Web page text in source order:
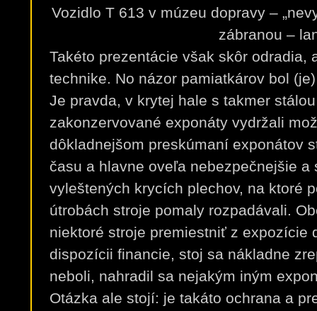
Vozidlo T 613 v múzeu dopravy –
zábranou –
Takéto prezentácie však skôr odradia,
technike. No názor pamiatkárov bol
Je pravda, v krytej hale s takmer
zakonzervované exponáty vydržali
dôkladnejšom preskúmaní exponátov
času a hlavne oveľa nebezpečnejšie a
vyleštených krycích plechov, na ktoré
útrobách stroje pomaly rozpadávali.
niektoré stroje premiestniť z expozície
dispozícii financie, stoj sa nákladne
neboli, nahradil sa nejakým iným
Otázka ale stojí: je takáto ochrana a